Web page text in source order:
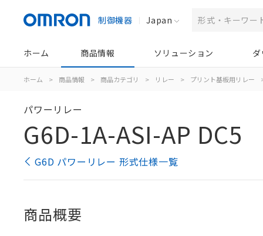
制御機器 Japan
ホーム 商品情報 ソリューション
ホーム > 商品情報 > 商品カテゴリ > リレー > プリント基板用リレー
パワーリレー
G6D-1A-ASI-AP DC5
G6D パワーリレー 形式仕様一覧
商品概要